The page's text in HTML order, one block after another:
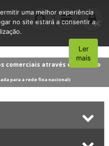
comerciais através do número
para a rede fixa nacional)
uma melhor experiência
no site estará a consentir a
Aceito
Ler
mais